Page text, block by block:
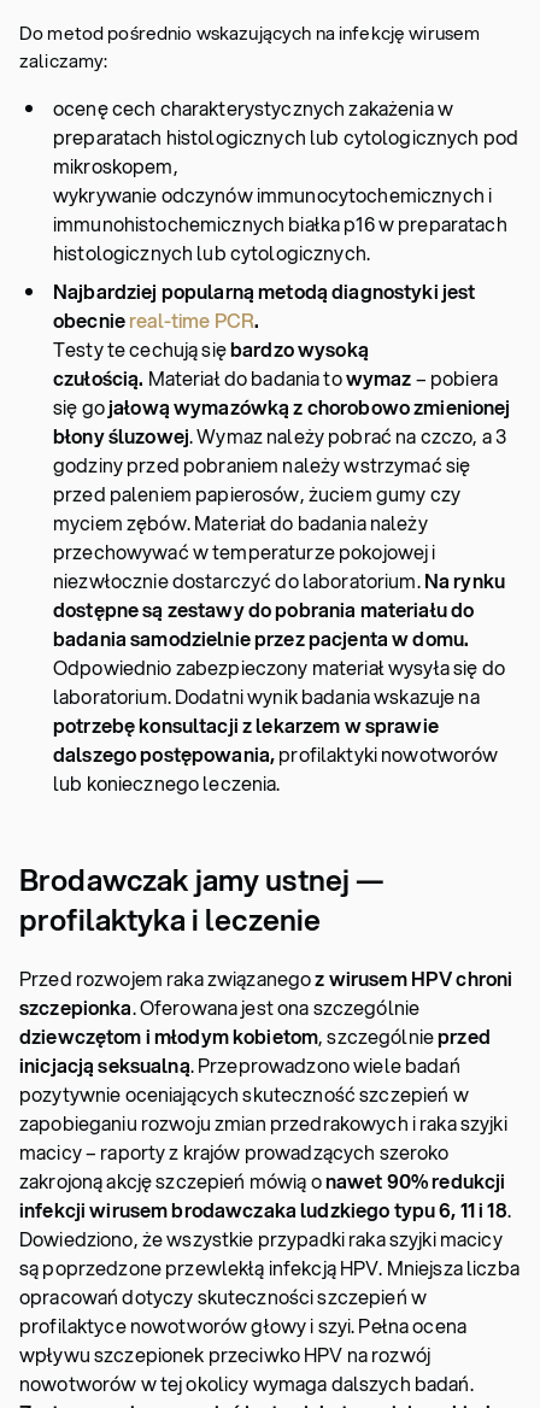
Do metod pośrednio wskazujących na infekcję wirusem
zaliczamy:
ocenę cech charakterystycznych zakażenia w
preparatach histologicznych lub cytologicznych pod
mikroskopem,
wykrywanie odczynów immunocytochemicznych i
immunohistochemicznych białka p16 w preparatach
histologicznych lub cytologicznych.
Najbardziej popularną metodą diagnostyki jest
obecniereal-time PCR.
Testy te cechują siębardzo wysoką
czułością. Materiał do badania towymaz– pobiera
się gojałową wymazówką z chorobowo zmienionej
błony śluzowej. Wymaz należy pobrać na czczo, a 3
godziny przed pobraniem należy wstrzymać się
przed paleniem papierosów, żuciem gumy czy
myciem zębów. Materiał do badania należy
przechowywać w temperaturze pokojowej i
niezwłocznie dostarczyć do laboratorium.Na rynku
dostępne są zestawy do pobrania materiału do
badania samodzielnie przez pacjenta w domu.
Odpowiednio zabezpieczony materiał wysyła się do
laboratorium. Dodatni wynik badania wskazuje na
potrzebę konsultacji z lekarzem w sprawie
dalszego postępowania,profilaktyki nowotworów
lub koniecznego leczenia.
Brodawczak jamy ustnej —
profilaktyka i leczenie
Przed rozwojem raka związanegoz wirusem HPV chroni
szczepionka. Oferowana jest ona szczególnie
dziewczętom i młodym kobietom, szczególnieprzed
inicjacją seksualną. Przeprowadzono wiele badań
pozytywnie oceniających skuteczność szczepień w
zapobieganiu rozwoju zmian przedrakowych i raka szyjki
macicy – raporty z krajów prowadzących szeroko
zakrojoną akcję szczepień mówią onawet 90% redukcji
infekcji wirusem brodawczaka ludzkiego typu 6, 11 i 18.
Dowiedziono, że wszystkie przypadki raka szyjki macicy
są poprzedzone przewlekłą infekcją HPV. Mniejsza liczba
opracowań dotyczy skuteczności szczepień w
profilaktyce nowotworów głowy i szyi. Pełna ocena
wpływu szczepionek przeciwko HPV na rozwój
nowotworów w tej okolicy wymaga dalszych badań.